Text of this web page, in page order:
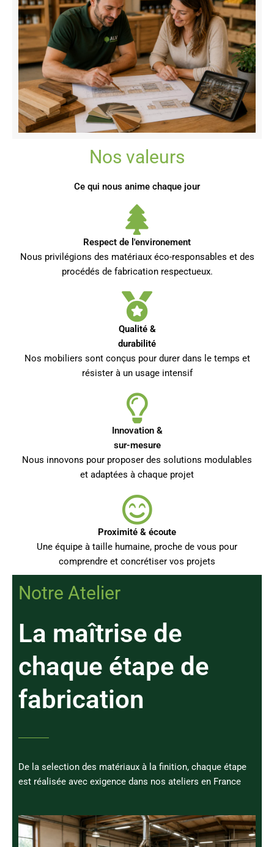
Nos valeurs
Ce qui nous anime chaque jour
Respect de l'environement
Nous privilégions des matériaux éco-responsables et des
procédés de fabrication respectueux.
Qualité &
durabilité
Nos mobiliers sont conçus pour durer dans le temps et
résister à un usage intensif
Innovation &
sur-mesure
Nous innovons pour proposer des solutions modulables
et adaptées à chaque projet
Proximité & écoute
Une équipe à taille humaine, proche de vous pour
comprendre et concrétiser vos projets
Notre Atelier
La maîtrise de
chaque étape de
fabrication
De la selection des matériaux à la finition, chaque étape
est réalisée avec exigence dans nos ateliers en France